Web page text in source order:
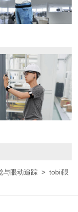
与眼动追踪 > tobii眼